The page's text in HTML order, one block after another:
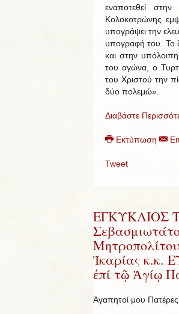
εναποτεθεί
Κολοκοτρώνης
υπογράψει την
υπογραφή του. Το
και στην
του αγώνα, ο
του Χριστού την
δύο πολεμώ».
Διαβάστε
Εκτύπωση
Tweet
ΕΓΚΥΚΛΙΟΣ
Ἰκαρίας κ.κ.
ἐπί τῷ Ἁγίῳ
Ἀγαπητοί μου Πατέρες